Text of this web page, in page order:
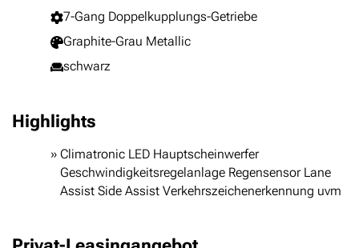
7-Gang Doppelkupplungs-Getriebe
Graphite-Grau Metallic
schwarz
Highlights
Climatronic LED Hauptscheinwerfer
Geschwindigkeitsregelanlage Regensensor Lane
Assist Side Assist Verkehrszeichenerkennung uvm